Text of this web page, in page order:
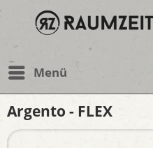
Menü
Argento - FLEX